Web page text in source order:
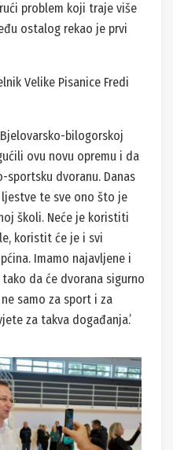
problem koji traje više
ostalog rekao je prvi
Velike Pisanice Fredi
bilogorskoj
ovu novu opremu i da
sportsku dvoranu. Danas
te sve ono što je
školi. Neće je koristiti
koristit će je i svi
Imamo najavljene i
da će dvorana sigurno
samo za sport i za
za takva događanja.’